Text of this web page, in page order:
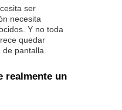
ser
necesita
Y no toda
quedar
pantalla.
realmente un